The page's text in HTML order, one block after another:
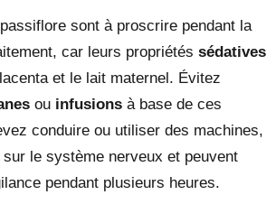
sont à proscrire pendant la
car leurs propriétés sédatives
et le lait maternel. Évitez
ou infusions à base de ces
conduire ou utiliser des machines,
le système nerveux et peuvent
pendant plusieurs heures.